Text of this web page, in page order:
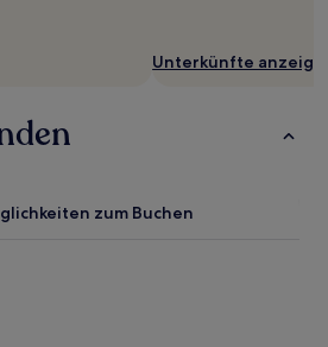
Unterkünfte
zum Buchen